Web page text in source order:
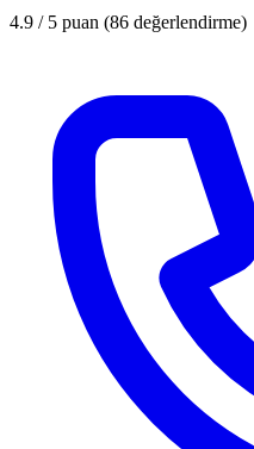
4.9 / 5 puan (86 değerlendirme)